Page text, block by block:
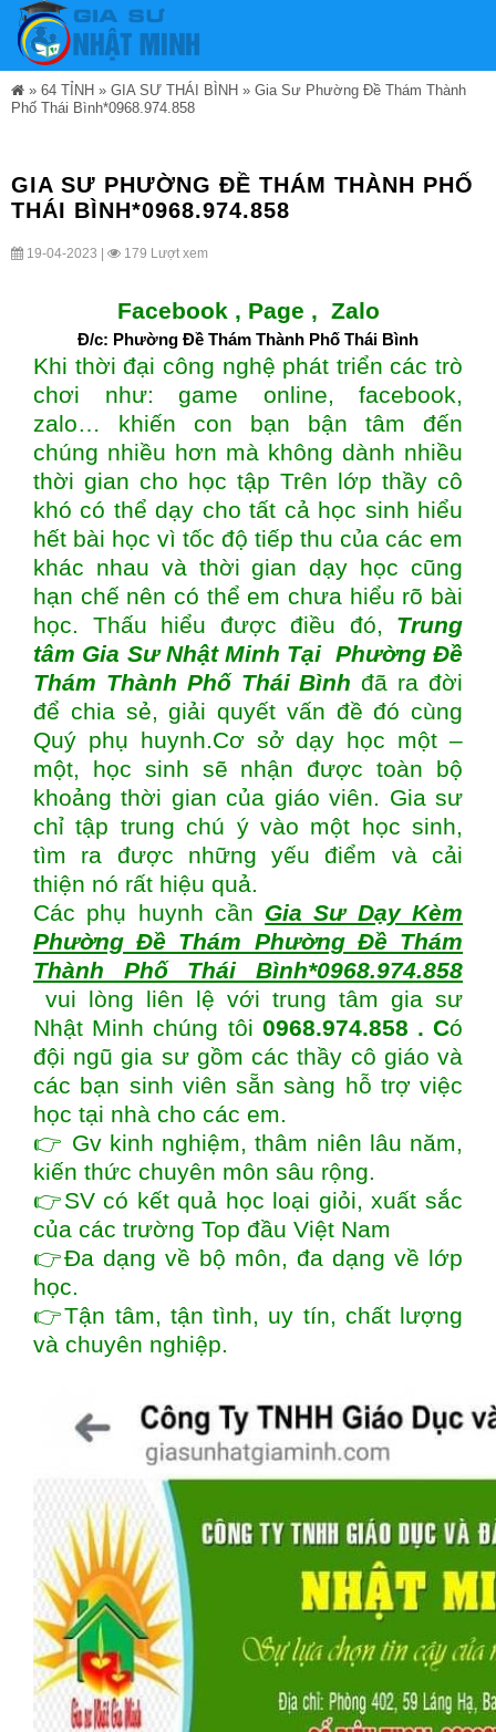
» 64 TỈNH » GIA SƯ THÁI BÌNH » Gia Sư Phường Đề Thám Thành
Phố Thái Bình*0968.974.858
GIA SƯ PHƯỜNG ĐỀ THÁM THÀNH PHỐ
THÁI BÌNH*0968.974.858
19-04-2023 | 179 Lượt xem
Facebook , Page , Zalo
Đ/c: Phường Đề Thám Thành Phố Thái Bình
Khi thời đại công nghệ phát triển các trò
chơi như: game online, facebook,
zalo… khiến con bạn bận tâm đến
chúng nhiều hơn mà không dành nhiều
thời gian cho học tập Trên lớp thầy cô
khó có thể dạy cho tất cả học sinh hiểu
hết bài học vì tốc độ tiếp thu của các em
khác nhau và thời gian dạy học cũng
hạn chế nên có thể em chưa hiểu rõ bài
học. Thấu hiểu được điều đó, Trung
tâm Gia Sư Nhật Minh Tại Phường Đề
Thám Thành Phố Thái Bìnhđã ra đời
để chia sẻ, giải quyết vấn đề đó cùng
Quý phụ huynh.Cơ sở dạy học một –
một, học sinh sẽ nhận được toàn bộ
khoảng thời gian của giáo viên. Gia sư
chỉ tập trung chú ý vào một học sinh,
tìm ra được những yếu điểm và cải
thiện nó rất hiệu quả.
Các phụ huynh cần Gia Sư Dạy Kèm
Phường Đề Thám Phường Đề Thám
Thành Phố Thái Bình*0968.974.858
vui lòng liên lệ với trung tâm gia sư
Nhật Minh chúng tôi 0968.974.858 . Có
đội ngũ gia sư gồm các thầy cô giáo và
các bạn sinh viên sẵn sàng hỗ trợ việc
học tại nhà cho các em.
👉 Gv kinh nghiệm, thâm niên lâu năm,
kiến thức chuyên môn sâu rộng.
👉SV có kết quả học loại giỏi, xuất sắc
của các trường Top đầu Việt Nam
👉Đa dạng về bộ môn, đa dạng về lớp
học.
👉Tận tâm, tận tình, uy tín, chất lượng
và chuyên nghiệp.